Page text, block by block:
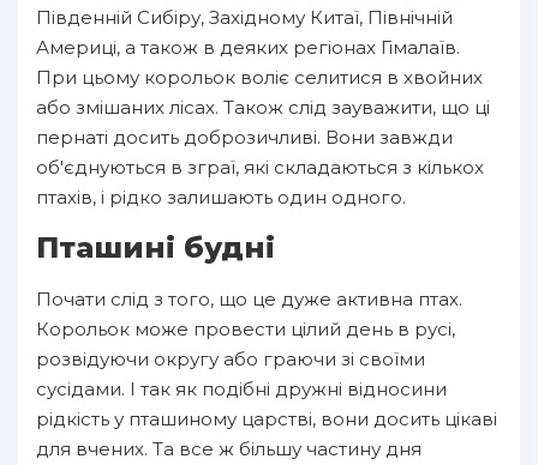
Південній Сибіру, Західному Китаї, Північній
Америці, а також в деяких регіонах Гімалаїв.
При цьому корольок воліє селитися в хвойних
або змішаних лісах. Також слід зауважити, що ці
пернаті досить доброзичливі. Вони завжди
об'єднуються в зграї, які складаються з кількох
птахів, і рідко залишають один одного.
Пташині будні
Почати слід з того, що це дуже активна птах.
Корольок може провести цілий день в русі,
розвідуючи округу або граючи зі своїми
сусідами. І так як подібні дружні відносини
рідкість у пташиному царстві, вони досить цікаві
для вчених. Та все ж більшу частину дня